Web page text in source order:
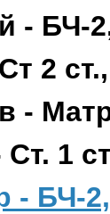
- БЧ-
2
-
1
БЧ-